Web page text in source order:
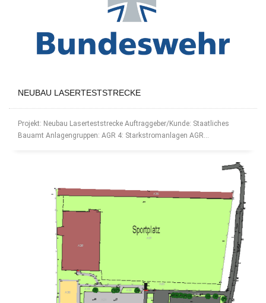
NEUBAU LASERTESTSTRECKE
Projekt: Neubau Laserteststrecke Auftraggeber/Kunde: Staatliches
Bauamt Anlagengruppen: AGR 4: Starkstromanlagen AGR...